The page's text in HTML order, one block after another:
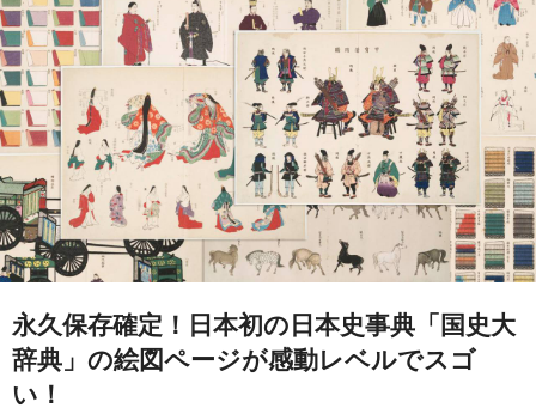
永久保存確定！日本初の日本史事典「国史大
辞典」の絵図ページが感動レベルでスゴ
い！